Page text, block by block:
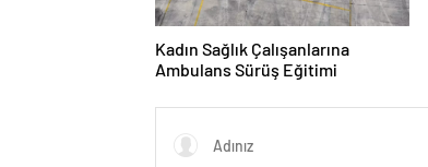
Kadın Sağlık Çalışanlarına
Ambulans Sürüş Eğitimi